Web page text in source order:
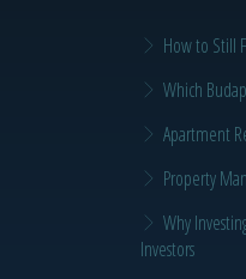
How to Still
Which
Apartment
Property
Why
Investors